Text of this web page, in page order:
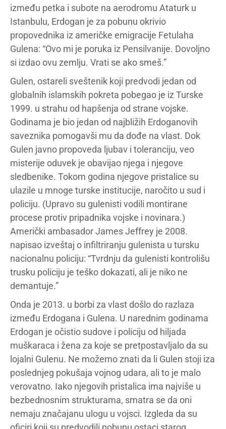
između petka i subote na aerodromu Ataturk u
Istanbulu, Erdogan je za pobunu okrivio
propovednika iz američke emigracije Fetulaha
Gulena: “Ovo mi je poruka iz Pensilvanije. Dovoljno
si izdao ovu zemlju. Vrati se ako smeš.”
Gulen, ostareli sveštenik koji predvodi jedan od
globalnih islamskih pokreta pobegao je iz Turske
1999. u strahu od hapšenja od strane vojske.
Godinama je bio jedan od najbližih Erdoganovih
saveznika pomogavši mu da dođe na vlast. Dok
Gulen javno propoveda ljubav i toleranciju, veo
misterije oduvek je obavijao njega i njegove
sledbenike. Tokom godina njegove pristalice su
ulazile u mnoge turske institucije, naročito u sud i
policiju. (Upravo su gulenisti vodili montirane
procese protiv pripadnika vojske i novinara.)
Američki ambasador James Jeffrey je 2008.
napisao izveštaj o infiltriranju gulenista u tursku
nacionalnu policiju: “Tvrdnju da gulenisti kontrolišu
trusku policiju je teško dokazati, ali je niko ne
demantuje.”
Onda je 2013. u borbi za vlast došlo do razlaza
između Erdogana i Gulena. U narednim godinama
Erdogan je očistio sudove i policiju od hiljada
muškaraca i žena za koje se pretpostavljalo da su
lojalni Gulenu. Ne možemo znati da li Gulen stoji iza
poslednjeg pokušaja vojnog udara, ali to je malo
verovatno. Iako njegovih pristalica ima najviše u
bezbednosnim strukturama, smatra se da oni
nemaju značajanu ulogu u vojsci. Izgleda da su